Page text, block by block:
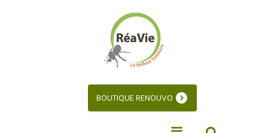
BOUTIQUE RENOUVO